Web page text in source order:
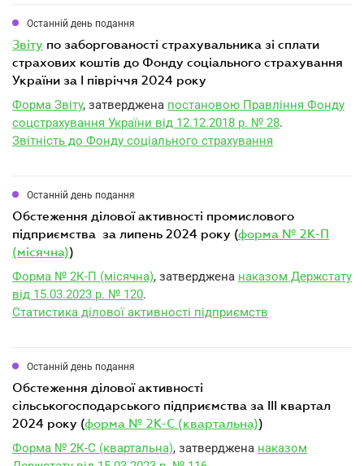
Останній день подання
звіту по заборгованості страхувальника зі сплати
страхових коштів до Фонду соціального страхування
України за I півріччя 2024 року
Форма Звіту, затверджена постановою Правління Фонду
соцстрахування України від 12.12.2018 р. № 28.
Звітність до Фонду соціального страхування
Останній день подання
обстеження ділової активності промислового
підприємства за липень 2024 року (форма № 2К-П
(місячна))
Форма № 2К-П (місячна), затверджена наказом Держстату
від 15.03.2023 р. № 120.
Статистика ділової активності підприємств
Останній день подання
обстеження ділової активності
сільськогосподарського підприємства за III квартал
2024 року (форма № 2К-С (квартальна))
Форма № 2К-С (квартальна), затверджена наказом